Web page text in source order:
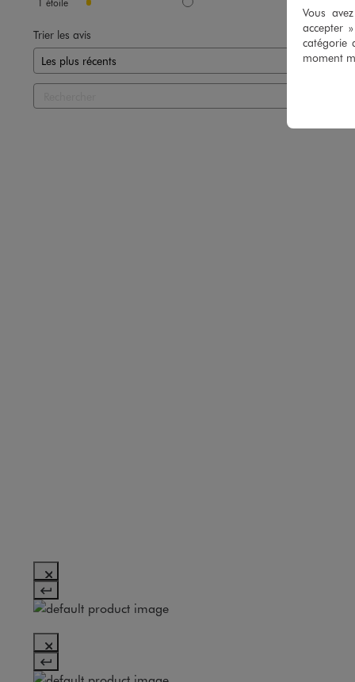
<17kgCO2e
Trier les avis
Vous
accepter
catégorie
moment